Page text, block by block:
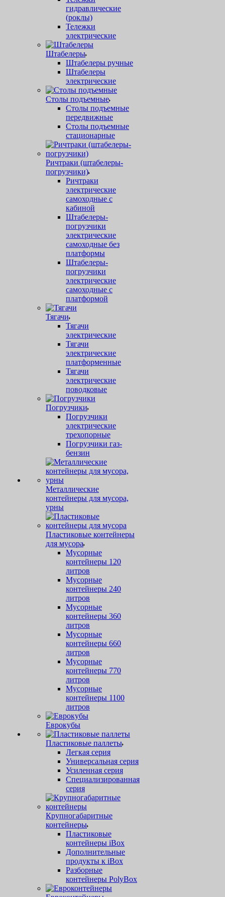
гидравлические
(роклы)
Тележки
электрические
Штабелеры
Штабелеры ручные
Штабелеры
электрические
Столы подъемные
Столы подъемные
передвижные
Столы подъемные
стационарные
Ричтраки (штабелеры-
погрузчики)
Ричтраки
электрические
самоходные с
кабиной
Штабелеры-
погрузчики
электрические
самоходные без
платформы
Штабелеры-
погрузчики
электрические
самоходные с
платформой
Тягачи
Тягачи
электрические
Тягачи
электрические
платформенные
Тягачи
электрические
поводковые
Погрузчики
Погрузчики
электрические
трехопорные
Погрузчики газ-
бензин
Металлические
контейнеры для мусора,
урны
Пластиковые контейнеры
для мусора
Мусорные
контейнеры 120
литров
Мусорные
контейнеры 240
литров
Мусорные
контейнеры 360
литров
Мусорные
контейнеры 660
литров
Мусорные
контейнеры 770
литров
Мусорные
контейнеры 1100
литров
Еврокубы
Пластиковые паллеты
Легкая серия
Универсальная серия
Усиленная серия
Специализированная
серия
Крупногабаритные
контейнеры
Пластиковые
контейнеры iBox
Дополнительные
продукты к iBox
Разборные
контейнеры PolyBox